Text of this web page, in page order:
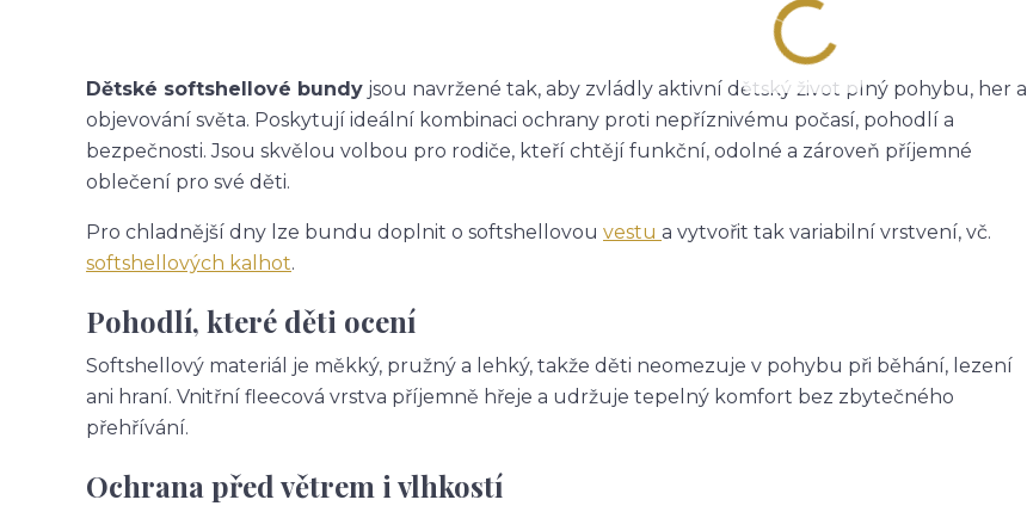
Dětské softshellové bundy jsou navržené tak, aby zvládly aktivní dětský život plný pohybu, her a
objevování světa. Poskytují ideální kombinaci ochrany proti nepříznivému počasí, pohodlí a
bezpečnosti. Jsou skvělou volbou pro rodiče, kteří chtějí funkční, odolné a zároveň příjemné
oblečení pro své děti.
Pro chladnější dny lze bundu doplnit o softshellovou vestu a vytvořit tak variabilní vrstvení, vč.
softshellových kalhot.
Pohodlí, které děti ocení
Softshellový materiál je měkký, pružný a lehký, takže děti neomezuje v pohybu při běhání, lezení
ani hraní. Vnitřní fleecová vrstva příjemně hřeje a udržuje tepelný komfort bez zbytečného
přehřívání.
Ochrana před větrem i vlhkostí